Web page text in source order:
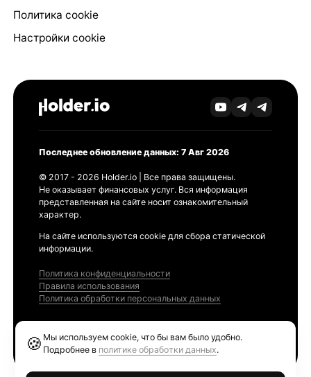
Политика cookie
Настройки cookie
Последнее обновление данных: 7 Авг 2026
© 2017 - 2026 Holder.io | Все права защищены.
Не оказывает финансовых услуг. Вся информация
представленная на сайте носит ознакомительный
характер.
На сайте используются cookie для сбора статической
информации.
Политика конфиденциальности
Правила использования
Политика обработки персональных данных
🍪 Мы используем cookie, что бы вам было удобно.
Подробнее в политике обработки данных.
Ethereum GAS Tracker